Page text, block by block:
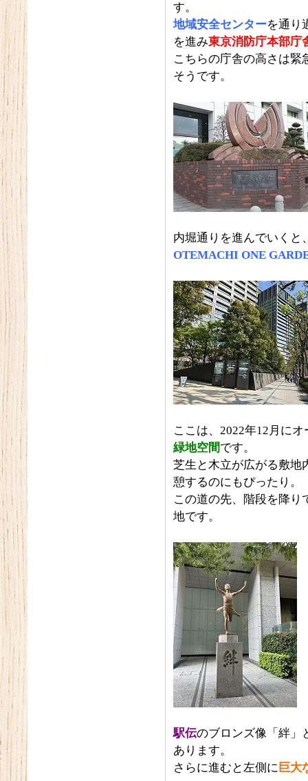
す。
地域安全センターを通り
を進み東京消防庁本部庁
こちらの庁舎の高さは緊
そうです。
内堀通りを進んでいくと
OTEMACHI ONE
ここは、2022年12月に
緑地空間です。
芝生と木立が広がる敷地
憩するのにもぴったり。
この道の先、階段を降り
地です。
駅伝のブロンズ像「絆」
あります。
さらに進むと左側に 巨大